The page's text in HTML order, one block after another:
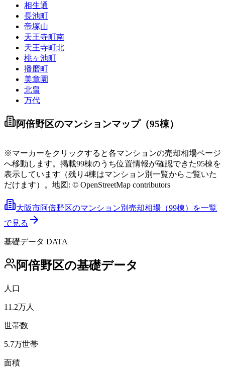
相生通
長池町
帝塚山
天王寺町南
天王寺町北
桃ヶ池町
播磨町
美章園
北畠
万代
阿倍野区のマンションマップ（95棟）
+
−
直近18ヶ月の実績
※マーカーをクリックすると各マンションの売却相場ページ
へ移動します。 掲載99棟のうち位置情報が確認できた95棟を
表示しています（残り 4棟はマンション別一覧からご覧いた
だけます）。 地図: © OpenStreetMap contributors
大阪市阿倍野区のマンション別売却相場（99棟）を一覧
で見る
基礎データ DATA
阿倍野区の基礎データ
人口
11.2万人
世帯数
5.7万世帯
面積